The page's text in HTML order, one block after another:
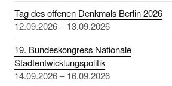
Tag des offenen Denkmals Berlin 2026
12.09.2026 – 13.09.2026
19. Bundeskongress Nationale
Stadtentwicklungspolitik
14.09.2026 – 16.09.2026